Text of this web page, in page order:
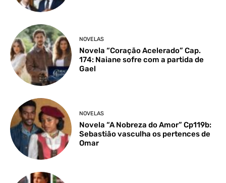
NOVELAS
Novela “Coração Acelerado” Cap.
174: Naiane sofre com a partida de
Gael
NOVELAS
Novela “A Nobreza do Amor” Cp119b:
Sebastião vasculha os pertences de
Omar